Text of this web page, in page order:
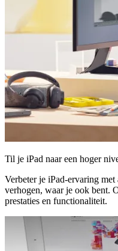
Til je iPad naar een hoger
Verbeter je iPad-ervaring
verhogen, waar je ook bent.
prestaties en functionaliteit.